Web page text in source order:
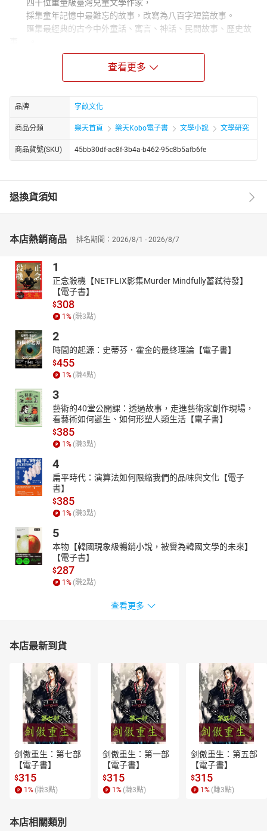
四十位重量級臺灣兒童文學作家，
採集童年記憶中最難忘的故事，改寫為八百字短篇故事。
匯集最經典的古今中外童話、寓言、神話、民間故事、歷史故
將各時代令人難忘的故事，以這個時代的語言重述。
值得一聽再聽，一讀再讀！
** 〈小獵犬〉**
小武士騎著螞蟻般的小馬來回奔馳，小獵犬邊跑邊咬殺跳蚤。
這是夢境嗎？
** 〈美麗的歐敏〉**
一根縫衣針換一個新娘？看聰明的歐敏如何用巧計讓奸詐的商
園子裡該種什麼才好呢？各種不同的建議，都很有道理，真難
下決定……。
★作者群包含臺灣老中青三代，網羅各大兒童文學獎得主
★每篇故事均附精緻全彩插畫
★一本故事、多種文體，有寓言、童話、民間故事、神話等
等，提供豐富的閱讀體驗。
★小朋友、老師和家長最棒的說故事話本
★本書有附注音
名人推薦
黃雅淳｜臺東大學兒童文學所教授
馮季眉｜字畝文化社長兼總編輯
查看更多
品牌 字畝文化
商品分類 樂天首頁 樂天Kobo電子書 文學小說 文學研究
商品貨號(SKU) 45bb30df-ac8f-3b4a-b462-95c8b5afb6fe
退換貨須知
本店熱銷商品 排名期間：2026/8/1 - 2026/8/7
1
正念殺機【NETFLIX影集Murder Mindfully蓄弒待發】
【電子書】
$308
1 % (賺3點)
2
時間的起源：史蒂芬．霍金的最終理論【電子書】
$455
1 % (賺4點)
3
藝術的40堂公開課：透過故事，走進藝術家創作現場，
看藝術如何誕生、如何形塑人類生活【電子書】
$385
1 % (賺3點)
4
扁平時代：演算法如何限縮我們的品味與文化【電子
書】
$385
1 % (賺3點)
5
本物【韓國現象級暢銷小說，被譽為韓國文學的未來】
【電子書】
$287
1 % (賺2點)
查看更多
本店最新到貨
剑傲重生：第七部
【電子書】
$315
1 % (賺3點)
剑傲重生：第一部
【電子書】
$315
1 % (賺3點)
剑傲重生：第五部
【電子書】
$315
1 % (賺3點)
本店相關類別